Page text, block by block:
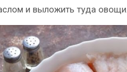
и выложить туда овощи.